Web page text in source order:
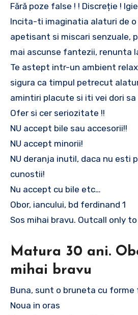
Fără poze false ! ! Discreție !
Incita-ti imaginatia alaturi de
apetisant si miscari senzuale,
mai ascunse fantezii, renunta
Te astept intr-un ambient
sigura ca timpul petrecut
amintiri placute si iti vei dori sa
Ofer si cer seriozitate !!
NU accept bile sau accesorii!!
NU accept minorii!
NU deranja inutil, daca nu esti
cunostii!
Nu accept cu bile etc…
Obor, iancului, bd ferdinand 1
Sos mihai bravu. Outcall only
Matura 30 ani.
mihai bravu
Buna, sunt o bruneta cu
Noua in oras